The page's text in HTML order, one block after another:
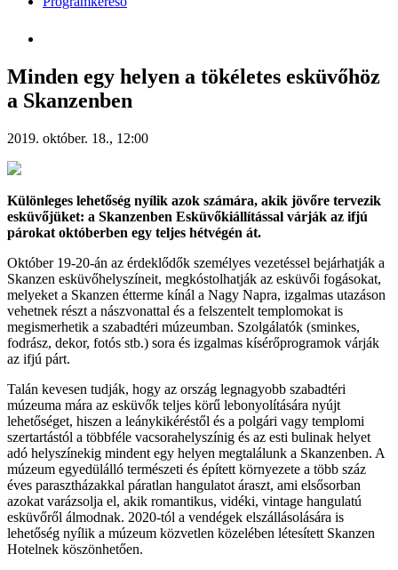
Minden egy helyen a tökéletes esküvőhöz
a Skanzenben
2019. október. 18., 12:00
Különleges lehetőség nyílik azok számára, akik jövőre tervezik
esküvőjüket: a Skanzenben Esküvőkiállítással várják az ifjú
párokat októberben egy teljes hétvégén át.
Október 19-20-án az érdeklődők személyes vezetéssel bejárhatják a
Skanzen esküvőhelyszíneit, megkóstolhatják az esküvői fogásokat,
melyeket a Skanzen étterme kínál a Nagy Napra, izgalmas utazáson
vehetnek részt a nászvonattal és a felszentelt templomokat is
megismerhetik a szabadtéri múzeumban. Szolgálatók (sminkes,
fodrász, dekor, fotós stb.) sora és izgalmas kísérőprogramok várják
az ifjú párt.
Talán kevesen tudják, hogy az ország legnagyobb szabadtéri
múzeuma mára az esküvők teljes körű lebonyolítására nyújt
lehetőséget, hiszen a leánykikéréstől és a polgári vagy templomi
szertartástól a többféle vacsorahelyszínig és az esti bulinak helyet
adó helyszínekig mindent egy helyen megtalálunk a Skanzenben. A
múzeum egyedülálló természeti és épített környezete a több száz
éves parasztházakkal páratlan hangulatot áraszt, ami elsősorban
azokat varázsolja el, akik romantikus, vidéki, vintage hangulatú
esküvőről álmodnak. 2020-tól a vendégek elszállásolására is
lehetőség nyílik a múzeum közvetlen közelében létesített Skanzen
Hotelnek köszönhetően.